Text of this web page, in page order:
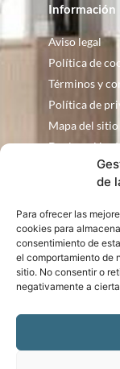
de
Para ofrecer las
cookies para
consentimiento de
el comportamiento de
sitio. No consentir o
negativamente a
Información
Aviso legal
Política de
Términos y
Política de
Mapa del sitio
Declaración
Contacto
Fontanería
C/ Justo
Zaragoza –
693 21